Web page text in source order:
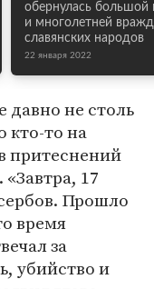
обернулась большой
и многолетней
славянских народов
22 января 2022
давно не столь
кто-то на
притеснений
17
Прошло
время
за
убийство и